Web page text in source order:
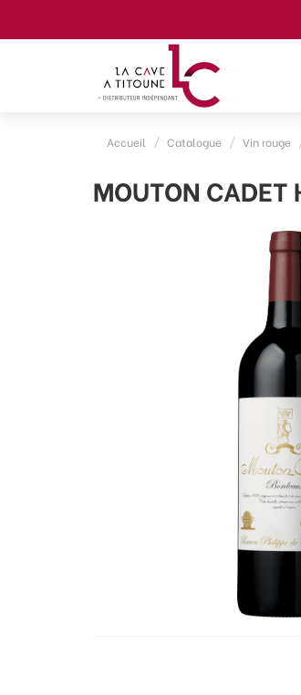
Accueil Catalogue Vin rouge
MOUTON